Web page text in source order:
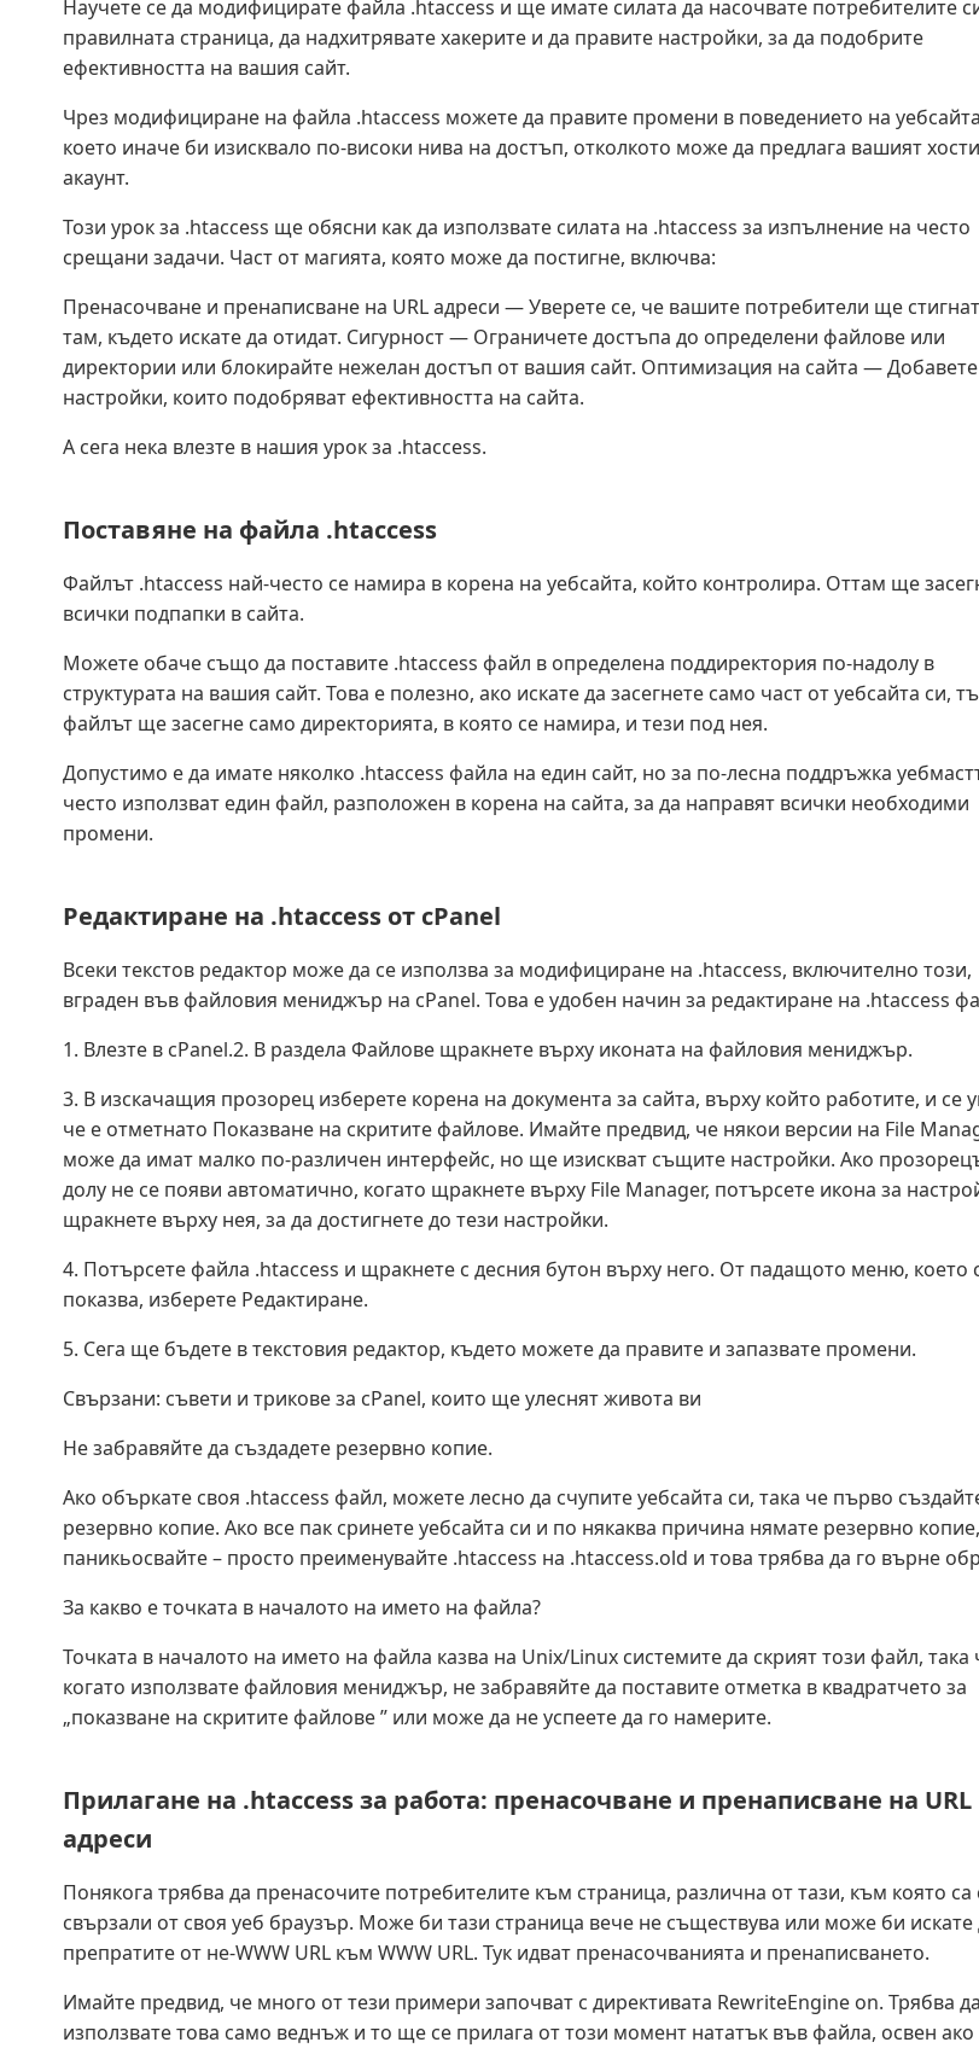
Научете се да модифицирате файла .htaccess и ще имате силата да насочвате потребителите
правилната страница, да надхитрявате хакерите и да правите настройки, за да подобрите
ефективността на вашия сайт.
Чрез модифициране на файла .htaccess можете да правите промени в поведението на
което иначе би изисквало по-високи нива на достъп, отколкото може да предлага вашият
акаунт.
Този урок за .htaccess ще обясни как да използвате силата на .htaccess за изпълнение на често
срещани задачи. Част от магията, която може да постигне, включва:
Пренасочване и пренаписване на URL адреси — Уверете се, че вашите потребители ще
там, където искате да отидат. Сигурност — Ограничете достъпа до определени файлове или
директории или блокирайте нежелан достъп от вашия сайт. Оптимизация на сайта — Добавете
настройки, които подобряват ефективността на сайта.
А сега нека влезте в нашия урок за .htaccess.
Поставяне на файла .htaccess
Файлът .htaccess най-често се намира в корена на уебсайта, който контролира. Оттам ще
всички подпапки в сайта.
Можете обаче също да поставите .htaccess файл в определена поддиректория по-надолу в
структурата на вашия сайт. Това е полезно, ако искате да засегнете само част от уебсайта си,
файлът ще засегне само директорията, в която се намира, и тези под нея.
Допустимо е да имате няколко .htaccess файла на един сайт, но за по-лесна поддръжка
често използват един файл, разположен в корена на сайта, за да направят всички необходими
промени.
Редактиране на .htaccess от cPanel
Всеки текстов редактор може да се използва за модифициране на .htaccess, включително този,
вграден във файловия мениджър на cPanel. Това е удобен начин за редактиране на .htaccess
1. Влезте в cPanel.2. В раздела Файлове щракнете върху иконата на файловия мениджър.
3. В изскачащия прозорец изберете корена на документа за сайта, върху който работите, и се
че е отметнато Показване на скритите файлове. Имайте предвид, че някои версии на File
може да имат малко по-различен интерфейс, но ще изискват същите настройки. Ако
долу не се появи автоматично, когато щракнете върху File Manager, потърсете икона за
щракнете върху нея, за да достигнете до тези настройки.
4. Потърсете файла .htaccess и щракнете с десния бутон върху него. От падащото меню, което
показва, изберете Редактиране.
5. Сега ще бъдете в текстовия редактор, където можете да правите и запазвате промени.
Свързани: съвети и трикове за cPanel, които ще улеснят живота ви
Не забравяйте да създадете резервно копие.
Ако объркате своя .htaccess файл, можете лесно да счупите уебсайта си, така че първо
резервно копие. Ако все пак сринете уебсайта си и по някаква причина нямате резервно
паникьосвайте – просто преименувайте .htaccess на .htaccess.old и това трябва да го върне
За какво е точката в началото на името на файла?
Точката в началото на името на файла казва на Unix/Linux системите да скрият този файл, така
когато използвате файловия мениджър, не забравяйте да поставите отметка в квадратчето за
„показване на скритите файлове ” или може да не успеете да го намерите.
Прилагане на .htaccess за работа: пренасочване и пренаписване на URL
адреси
Понякога трябва да пренасочите потребителите към страница, различна от тази, към която са
свързали от своя уеб браузър. Може би тази страница вече не съществува или може би искате
препратите от не-WWW URL към WWW URL. Тук идват пренасочванията и пренаписването.
Имайте предвид, че много от тези примери започват с директивата RewriteEngine on. Трябва да
използвате това само веднъж и то ще се прилага от този момент нататък във файла, освен ако